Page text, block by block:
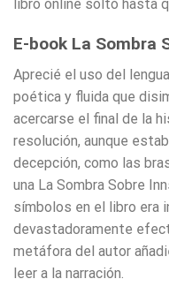
libro online​ soltó hasta
E-book La Sombra
Aprecié el uso del
poética y fluida que
acercarse el final de la
resolución, aunque
decepción, como las
una La Sombra Sobre
símbolos en el libro era
devastadoramente
metáfora del autor
leer a la narración.